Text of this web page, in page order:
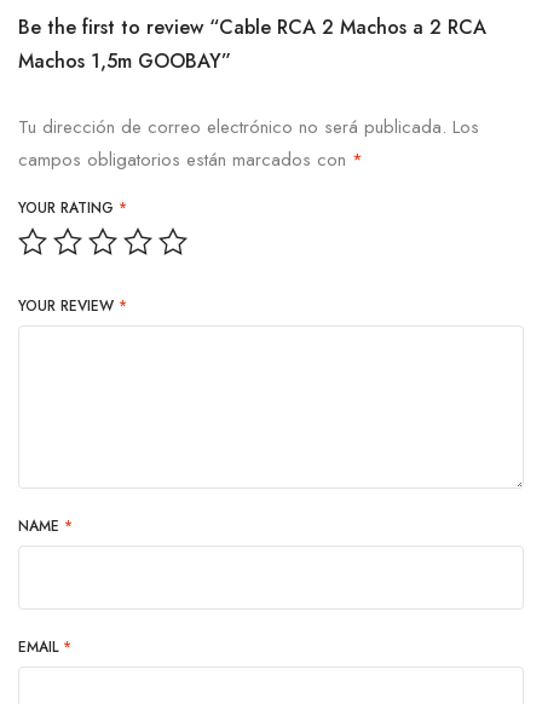
Be the first to review “Cable RCA 2 Machos a 2 RCA
Machos 1,5m GOOBAY”
Tu dirección de correo electrónico no será publicada. Los
campos obligatorios están marcados con *
YOUR RATING *
YOUR REVIEW *
NAME *
EMAIL *